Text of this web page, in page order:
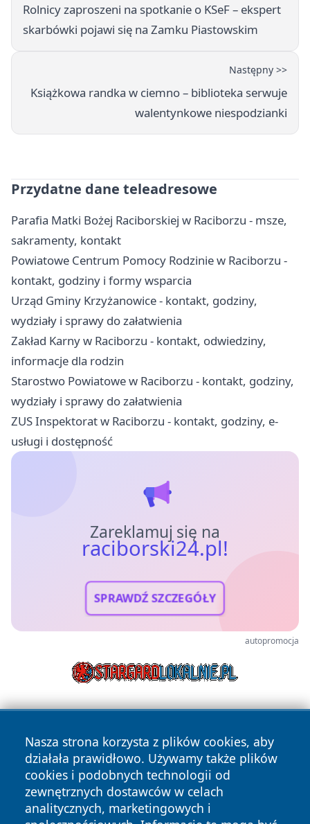
Rolnicy zaproszeni na spotkanie o KSeF – ekspert
skarbówki pojawi się na Zamku Piastowskim
Następny >>
Książkowa randka w ciemno – biblioteka serwuje
walentynkowe niespodzianki
Przydatne dane teleadresowe
Parafia Matki Bożej Raciborskiej w Raciborzu - msze,
sakramenty, kontakt
Powiatowe Centrum Pomocy Rodzinie w Raciborzu -
kontakt, godziny i formy wsparcia
Urząd Gminy Krzyżanowice - kontakt, godziny,
wydziały i sprawy do załatwienia
Zakład Karny w Raciborzu - kontakt, odwiedziny,
informacje dla rodzin
Starostwo Powiatowe w Raciborzu - kontakt, godziny,
wydziały i sprawy do załatwienia
ZUS Inspektorat w Raciborzu - kontakt, godziny, e-
usługi i dostępność
Zareklamuj się na
raciborski24.pl!
SPRAWDŹ SZCZEGÓŁY
autopromocja
Nasza strona korzysta z plików cookies, aby
działała prawidłowo. Używamy także plików
cookies i podobnych technologii od
zewnętrznych dostawców w celach
analitycznych, marketingowych i
Copyright © 2026 raciborski24.pl Wszystkie prawa
zastrzeżone.